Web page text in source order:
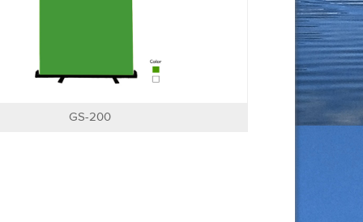
GS-200